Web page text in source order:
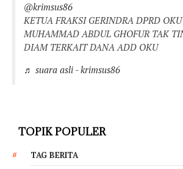
@krimsus86
KETUA FRAKSI GERINDRA DPRD OKU
MUHAMMAD ABDUL GHOFUR TAK
DIAM TERKAIT DANA ADD OKU
♬ suara asli - krimsus86
TOPIK POPULER
TAG BERITA